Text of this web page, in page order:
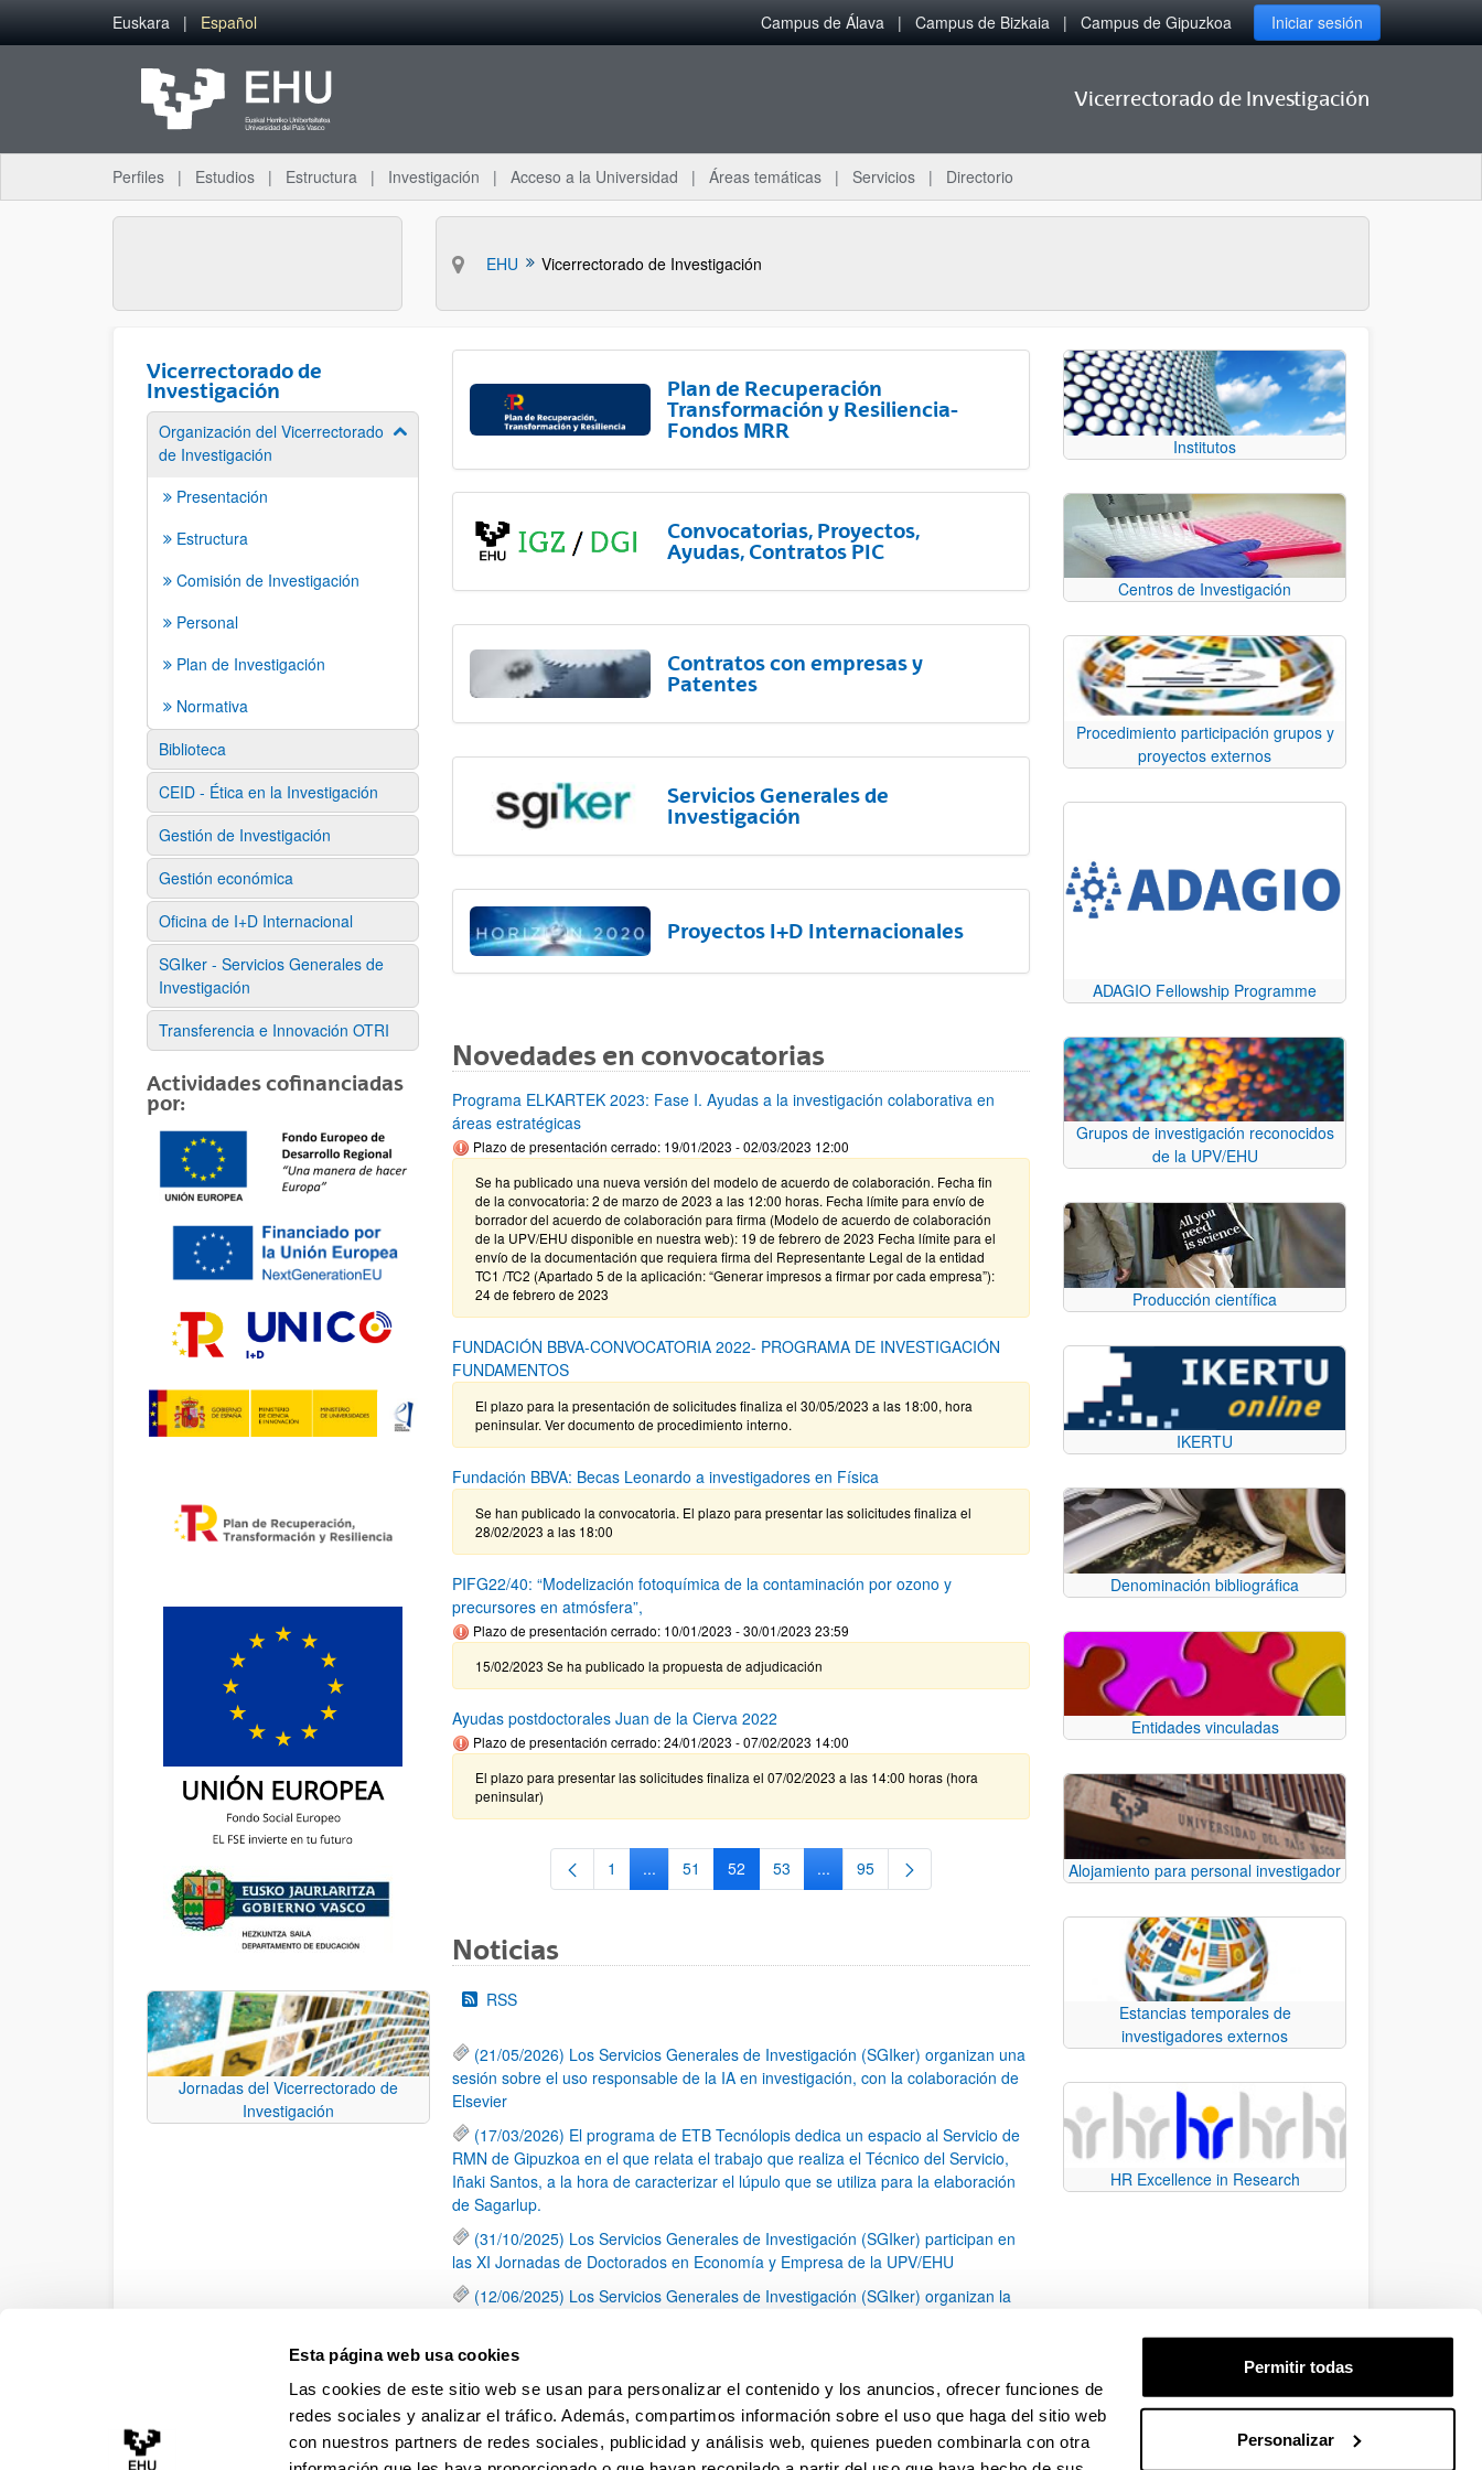
Esta página web usa cookies
Las cookies de este sitio web se usan para personalizar el contenido y los anuncios, ofrecer funciones de
redes sociales y analizar el tráfico. Además, compartimos información sobre el uso que haga del sitio web
con nuestros partners de redes sociales, publicidad y análisis web, quienes pueden combinarla con otra
Permitir todas
Personalizar
Saltar al contenido principal
Euskara Español Campus de Álava Campus de Bizkaia Campus de Gipuzkoa Iniciar sesión
Vicerrectorado de Investigación
Perfiles Estudios Estructura Investigación Acceso a la Universidad Áreas temáticas Servicios Directorio
EHU Vicerrectorado de Investigación
Vicerrectorado de
Investigación
Organización del Vicerrectorado
de Investigación
Mostrar/ocultar subpáginas
Presentación
Estructura
Comisión de Investigación
Personal
Plan de Investigación
Normativa
Biblioteca
CEID - Ética en la Investigación
Gestión de Investigación
Gestión económica
Oficina de I+D Internacional
SGIker - Servicios Generales de
Investigación
Transferencia e Innovación OTRI
Actividades cofinanciadas
por:
Jornadas del Vicerrectorado de
Investigación
Plan de Recuperación
Transformación y Resiliencia-
Fondos MRR
Convocatorias, Proyectos,
Ayudas, Contratos PIC
Contratos con empresas y
Patentes
Servicios Generales de
Investigación
Proyectos I+D Internacionales
Novedades en convocatorias
Programa ELKARTEK 2023: Fase I. Ayudas a la investigación colaborativa en
áreas estratégicas
Plazo de presentación cerrado: 19/01/2023 - 02/03/2023 12:00
Se ha publicado una nueva versión del modelo de acuerdo de colaboración. Fecha fin
de la convocatoria: 2 de marzo de 2023 a las 12:00 horas. Fecha límite para envío de
borrador del acuerdo de colaboración para firma (Modelo de acuerdo de colaboración
de la UPV/EHU disponible en nuestra web): 19 de febrero de 2023 Fecha límite para el
envío de la documentación que requiera firma del Representante Legal de la entidad
TC1 /TC2 (Apartado 5 de la aplicación: “Generar impresos a firmar por cada empresa”):
24 de febrero de 2023
FUNDACIÓN BBVA-CONVOCATORIA 2022- PROGRAMA DE INVESTIGACIÓN
FUNDAMENTOS
El plazo para la presentación de solicitudes finaliza el 30/05/2023 a las 18:00, hora
peninsular. Ver documento de procedimiento interno.
Fundación BBVA: Becas Leonardo a investigadores en Física
Se han publicado la convocatoria. El plazo para presentar las solicitudes finaliza el
28/02/2023 a las 18:00
PIFG22/40: “Modelización fotoquímica de la contaminación por ozono y
precursores en atmósfera”,
Plazo de presentación cerrado: 10/01/2023 - 30/01/2023 23:59
15/02/2023 Se ha publicado la propuesta de adjudicación
Ayudas postdoctorales Juan de la Cierva 2022
Plazo de presentación cerrado: 24/01/2023 - 07/02/2023 14:00
El plazo para presentar las solicitudes finaliza el 07/02/2023 a las 14:00 horas (hora
peninsular)
Página
1 ...Páginas intermedias Use TAB para desplazarse.
Página
51 Página
52 Página
53 ...Páginas intermedias Use TAB para desplazarse.
Página
95
Noticias
RSS
(21/05/2026) Los Servicios Generales de Investigación (SGIker) organizan una
sesión sobre el uso responsable de la IA en investigación, con la colaboración de
Elsevier
(17/03/2026) El programa de ETB Tecnólopis dedica un espacio al Servicio de
RMN de Gipuzkoa en el que relata el trabajo que realiza el Técnico del Servicio,
Iñaki Santos, a la hora de caracterizar el lúpulo que se utiliza para la elaboración
de Sagarlup.
(31/10/2025) Los Servicios Generales de Investigación (SGIker) participan en
las XI Jornadas de Doctorados en Economía y Empresa de la UPV/EHU
(12/06/2025) Los Servicios Generales de Investigación (SGIker) organizan la
una caracterización química de dos variedades de lúpulo silvestre
Página
1 Página
2 Página
3 ...
Páginas intermedias Use TAB para desplazarse.
Página
79
Institutos
Centros de Investigación
Procedimiento participación grupos y
proyectos externos
ADAGIO Fellowship Programme
Grupos de investigación reconocidos
de la UPV/EHU
Producción científica
IKERTU
Denominación bibliográfica
Entidades vinculadas
Alojamiento para personal investigador
Estancias temporales de
investigadores externos
HR Excellence in Research